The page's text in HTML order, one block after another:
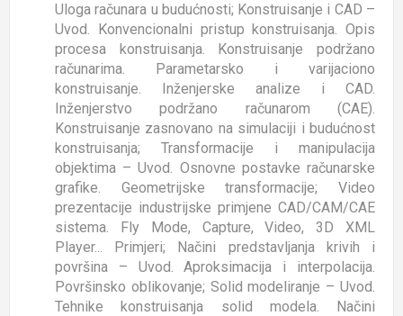
Uloga računara u budućnosti; Konstruisanje i CAD –
Uvod. Konvencionalni pristup konstruisanja. Opis
procesa konstruisanja. Konstruisanje podržano
računarima. Parametarsko i varijaciono
konstruisanje. Inženjerske analize i CAD.
Inženjerstvo podržano računarom (CAE).
Konstruisanje zasnovano na simulaciji i budućnost
konstruisanja; Transformacije i manipulacija
objektima – Uvod. Osnovne postavke računarske
grafike. Geometrijske transformacije; Video
prezentacije industrijske primjene CAD/CAM/CAE
sistema. Fly Mode, Capture, Video, 3D XML
Player... Primjeri; Načini predstavljanja krivih i
površina – Uvod. Aproksimacija i interpolacija.
Površinsko oblikovanje; Solid modeliranje – Uvod.
Tehnike konstruisanja solid modela. Načini